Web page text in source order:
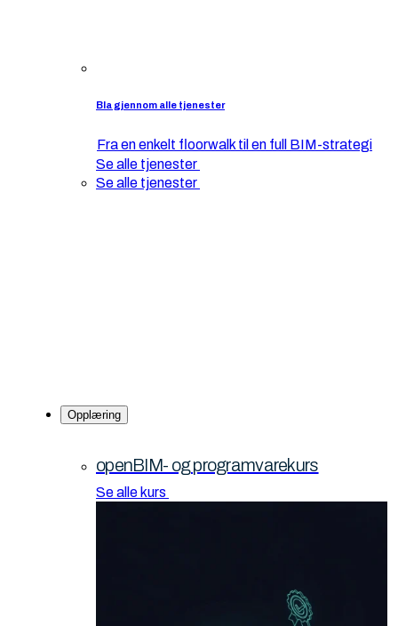
Bla gjennom alle tjenester
Fra en enkelt floorwalk til en full BIM-strategi
Se alle tjenester
Se alle tjenester
Opplæring
openBIM- og programvarekurs
Se alle kurs